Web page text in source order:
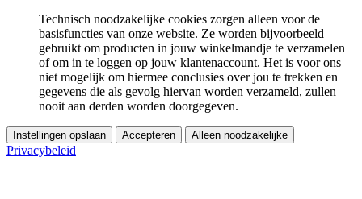
Technisch noodzakelijke cookies zorgen alleen voor de
basisfuncties van onze website. Ze worden bijvoorbeeld
gebruikt om producten in jouw winkelmandje te verzamelen
of om in te loggen op jouw klantenaccount. Het is voor ons
niet mogelijk om hiermee conclusies over jou te trekken en
gegevens die als gevolg hiervan worden verzameld, zullen
nooit aan derden worden doorgegeven.
Instellingen opslaan Accepteren Alleen noodzakelijke
Privacybeleid